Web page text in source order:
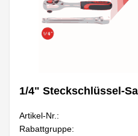
1/4" Steckschlüssel-
Artikel-Nr.:
Rabattgruppe: